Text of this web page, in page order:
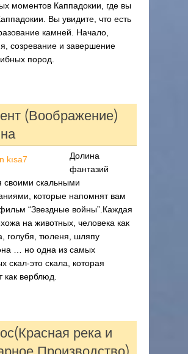
моментов Каппадокии, где вы
Вы увидите, что есть
камней. Начало,
созревание и завершение
пород.
(Воображение)
Долина
фантазий
своими скальными
которые напомнят вам
“Звездные войны”.Каждая
на животных, человека как
голубя, тюленя, шляпу
… но одна из самых
скал-это скала, которая
как верблюд.
река и